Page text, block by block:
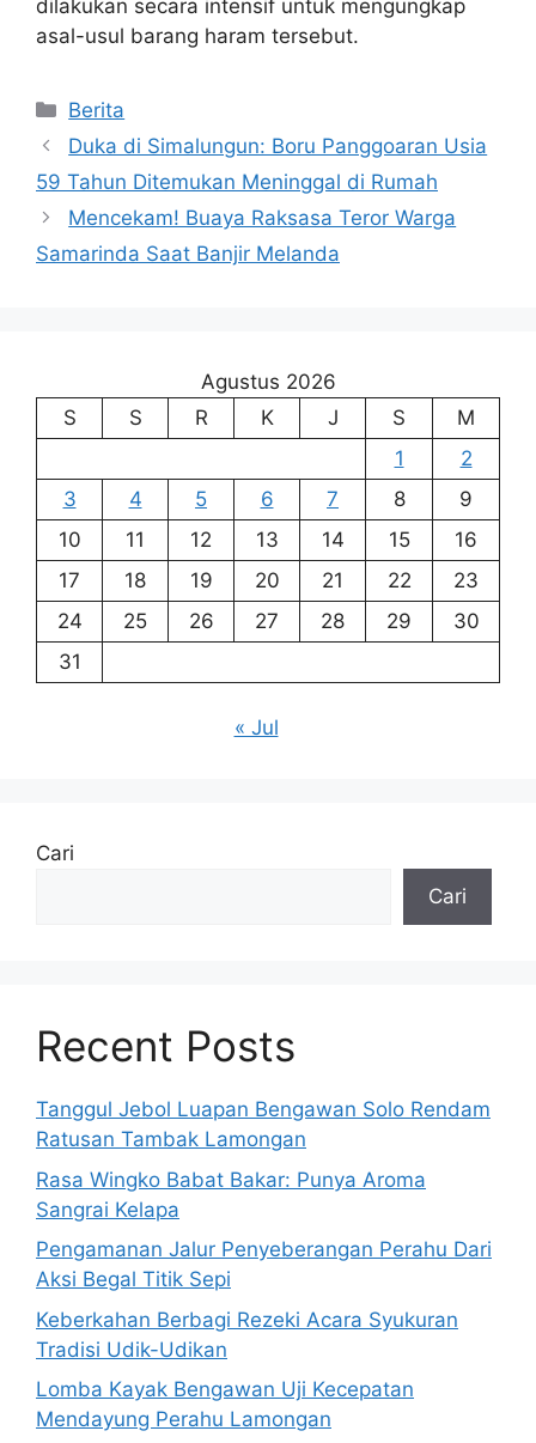
dilakukan secara intensif untuk mengungkap
asal-usul barang haram tersebut.
Kategori
Berita
Duka di Simalungun: Boru Panggoaran Usia
59 Tahun Ditemukan Meninggal di Rumah
Mencekam! Buaya Raksasa Teror Warga
Samarinda Saat Banjir Melanda
Agustus 2026
S
S R K J S
M
1
2
3
4 5 6 7 8
9
10
11 12 13 14 15
16
17
18 19 20 21 22
23
24
25 26 27 28 29
30
31
« Jul
Cari
Cari
Recent Posts
Tanggul Jebol Luapan Bengawan Solo Rendam
Ratusan Tambak Lamongan
Rasa Wingko Babat Bakar: Punya Aroma
Sangrai Kelapa
Pengamanan Jalur Penyeberangan Perahu Dari
Aksi Begal Titik Sepi
Keberkahan Berbagi Rezeki Acara Syukuran
Tradisi Udik-Udikan
Lomba Kayak Bengawan Uji Kecepatan
Mendayung Perahu Lamongan